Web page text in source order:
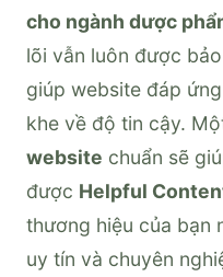
cho ngành dược
lõi vẫn luôn được
giúp website đáp
khe về độ tin cậy.
website chuẩn sẽ
được Helpful
thương hiệu của bạn
uy tín và chuyên